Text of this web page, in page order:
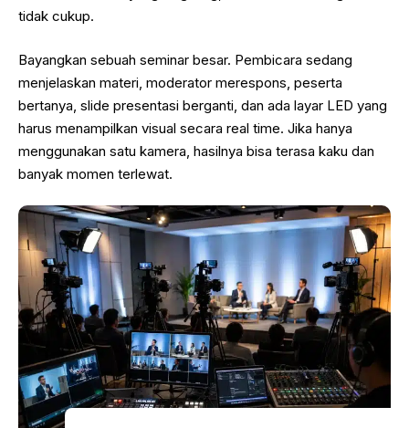
tidak cukup.
Bayangkan sebuah seminar besar. Pembicara sedang
menjelaskan materi, moderator merespons, peserta
bertanya, slide presentasi berganti, dan ada layar LED yang
harus menampilkan visual secara real time. Jika hanya
menggunakan satu kamera, hasilnya bisa terasa kaku dan
banyak momen terlewat.